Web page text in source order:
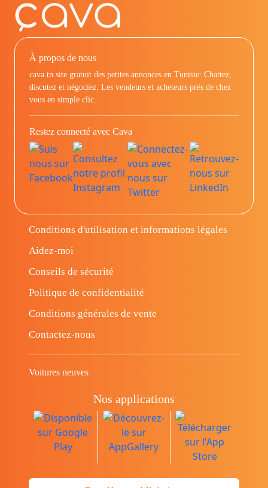
À propos de nous
cava.tn site gratuit des petites annonces en Tunisie: Chattez,
discutez et négociez. Les vendeurs et acheteurs prés de chez
vous en simple clic.
Restez connecté avec Cava
Conditions d'utilisation et informations légales
Aidez-moi
Conseils de sécurité
Politique de confidentialité
Conditions générales de vente
Contactez-nous
Voitures neuves
Nos applications